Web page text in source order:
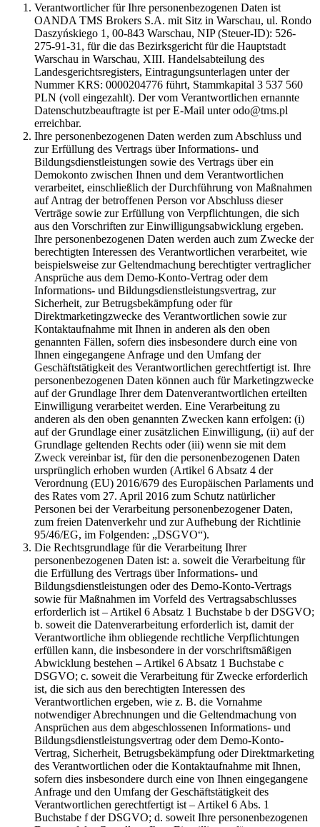
Verantwortlicher für Ihre personenbezogenen Daten ist
OANDA TMS Brokers S.A. mit Sitz in Warschau, ul. Rondo
Daszyńskiego 1, 00-843 Warschau, NIP (Steuer-ID): 526-
275-91-31, für die das Bezirksgericht für die Hauptstadt
Warschau in Warschau, XIII. Handelsabteilung des
Landesgerichtsregisters, Eintragungsunterlagen unter der
Nummer KRS: 0000204776 führt, Stammkapital 3 537 560
PLN (voll eingezahlt). Der vom Verantwortlichen ernannte
Datenschutzbeauftragte ist per E-Mail unter odo@tms.pl
erreichbar.
Ihre personenbezogenen Daten werden zum Abschluss und
zur Erfüllung des Vertrags über Informations- und
Bildungsdienstleistungen sowie des Vertrags über ein
Demokonto zwischen Ihnen und dem Verantwortlichen
verarbeitet, einschließlich der Durchführung von Maßnahmen
auf Antrag der betroffenen Person vor Abschluss dieser
Verträge sowie zur Erfüllung von Verpflichtungen, die sich
aus den Vorschriften zur Einwilligungsabwicklung ergeben.
Ihre personenbezogenen Daten werden auch zum Zwecke der
berechtigten Interessen des Verantwortlichen verarbeitet, wie
beispielsweise zur Geltendmachung berechtigter vertraglicher
Ansprüche aus dem Demo-Konto-Vertrag oder dem
Informations- und Bildungsdienstleistungsvertrag, zur
Sicherheit, zur Betrugsbekämpfung oder für
Direktmarketingzwecke des Verantwortlichen sowie zur
Kontaktaufnahme mit Ihnen in anderen als den oben
genannten Fällen, sofern dies insbesondere durch eine von
Ihnen eingegangene Anfrage und den Umfang der
Geschäftstätigkeit des Verantwortlichen gerechtfertigt ist. Ihre
personenbezogenen Daten können auch für Marketingzwecke
auf der Grundlage Ihrer dem Datenverantwortlichen erteilten
Einwilligung verarbeitet werden. Eine Verarbeitung zu
anderen als den oben genannten Zwecken kann erfolgen: (i)
auf der Grundlage einer zusätzlichen Einwilligung, (ii) auf der
Grundlage geltenden Rechts oder (iii) wenn sie mit dem
Zweck vereinbar ist, für den die personenbezogenen Daten
ursprünglich erhoben wurden (Artikel 6 Absatz 4 der
Verordnung (EU) 2016/679 des Europäischen Parlaments und
des Rates vom 27. April 2016 zum Schutz natürlicher
Personen bei der Verarbeitung personenbezogener Daten,
zum freien Datenverkehr und zur Aufhebung der Richtlinie
95/46/EG, im Folgenden: „DSGVO“).
Die Rechtsgrundlage für die Verarbeitung Ihrer
personenbezogenen Daten ist: a. soweit die Verarbeitung für
die Erfüllung des Vertrags über Informations- und
Bildungsdienstleistungen oder des Demo-Konto-Vertrags
sowie für Maßnahmen im Vorfeld des Vertragsabschlusses
erforderlich ist – Artikel 6 Absatz 1 Buchstabe b der DSGVO;
b. soweit die Datenverarbeitung erforderlich ist, damit der
Verantwortliche ihm obliegende rechtliche Verpflichtungen
erfüllen kann, die insbesondere in der vorschriftsmäßigen
Abwicklung bestehen – Artikel 6 Absatz 1 Buchstabe c
DSGVO; c. soweit die Verarbeitung für Zwecke erforderlich
ist, die sich aus den berechtigten Interessen des
Verantwortlichen ergeben, wie z. B. die Vornahme
notwendiger Abrechnungen und die Geltendmachung von
Ansprüchen aus dem abgeschlossenen Informations- und
Bildungsdienstleistungsvertrag oder dem Demo-Konto-
Vertrag, Sicherheit, Betrugsbekämpfung oder Direktmarketing
des Verantwortlichen oder die Kontaktaufnahme mit Ihnen,
sofern dies insbesondere durch eine von Ihnen eingegangene
Anfrage und den Umfang der Geschäftstätigkeit des
Verantwortlichen gerechtfertigt ist – Artikel 6 Abs. 1
Buchstabe f der DSGVO; d. soweit Ihre personenbezogenen